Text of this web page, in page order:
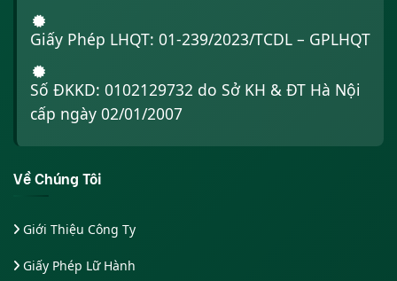
Giấy Phép LHQT: 01-239/2023/TCDL – GPLHQT
Số ĐKKD: 0102129732 do Sở KH & ĐT Hà Nội
cấp ngày 02/01/2007
Về Chúng Tôi
Giới Thiệu Công Ty
Giấy Phép Lữ Hành